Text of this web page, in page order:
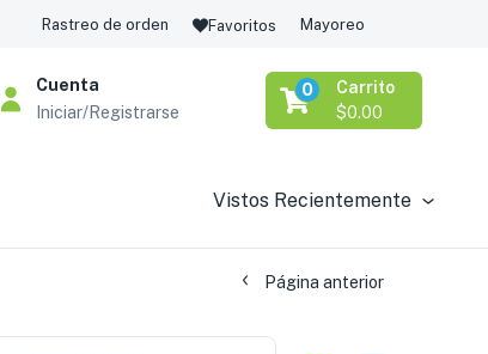
Rastreo de orden Favoritos Mayoreo
Cuenta
Iniciar/Registrarse
Carrito
0
$0.00
Vistos Recientemente
Página anterior